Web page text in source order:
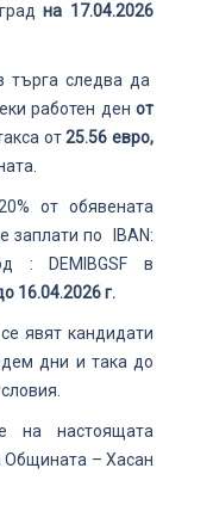
на 1 7.04.2026
търга следва да
работен ден от
от25.56 евро,
от обявената
заплати по IBAN:
: DEMIBGSF в
1 6.04.2026 г.
явят кандидати
дни и така до
на настоящата
Общината – Хасан